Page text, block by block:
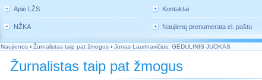
Apie LŽS Kontaktai
NŽKA Naujienų prenumerata el. paštu
Naujienos › Žurnalistas taip pat žmogus › Jonas Laurinavičius: GEDULINIS JUOKAS
Žurnalistas taip pat žmogus